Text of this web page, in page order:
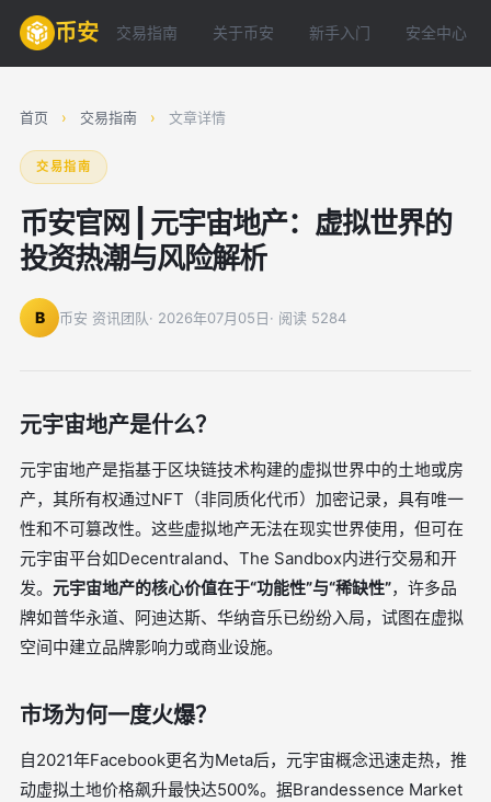
币安 交易指南 关于币安 新手入门 安全中心
首页 › 交易指南 › 文章详情
交易指南
币安官网 | 元宇宙地产：虚拟世界的
投资热潮与风险解析
B 币安 资讯团队· 2026年07月05日· 阅读 5284
元宇宙地产是什么？
元宇宙地产是指基于区块链技术构建的虚拟世界中的土地或房
产，其所有权通过NFT（非同质化代币）加密记录，具有唯一
性和不可篡改性。这些虚拟地产无法在现实世界使用，但可在
元宇宙平台如Decentraland、The Sandbox内进行交易和开
发。 元宇宙地产的核心价值在于“功能性”与“稀缺性”，许多品
牌如普华永道、阿迪达斯、华纳音乐已纷纷入局，试图在虚拟
空间中建立品牌影响力或商业设施。
市场为何一度火爆？
自2021年Facebook更名为Meta后，元宇宙概念迅速走热，推
动虚拟土地价格飙升最快达500%。据Brandessence Market